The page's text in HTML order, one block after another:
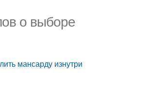
о выборе
мансарду изнутри